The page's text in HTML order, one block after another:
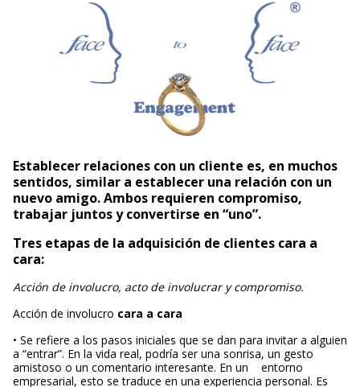
Establecer relaciones con un cliente es, en muchos
sentidos, similar a establecer una relación con un
nuevo amigo. Ambos requieren compromiso,
trabajar juntos y convertirse en “uno”.
Tres etapas de la adquisición de clientes cara a
cara:
Acción de involucro, acto de involucrar y compromiso.
Acción de involucro cara a cara
• Se refiere a los pasos iniciales que se dan para invitar a alguien
a “entrar”. En la vida real, podría ser una sonrisa, un gesto
amistoso o un comentario interesante. En un entorno
empresarial, esto se traduce en una experiencia personal. Es